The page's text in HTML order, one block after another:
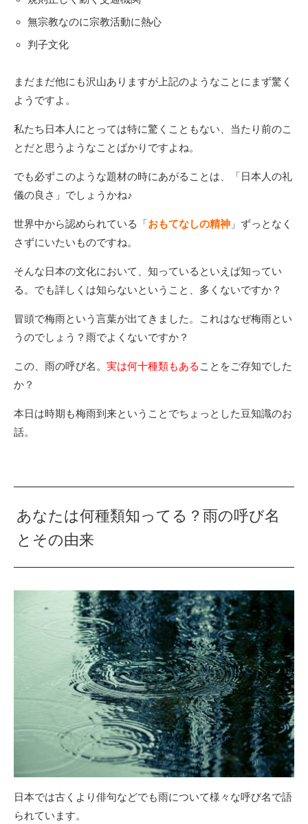
無宗教なのに宗教活動に熱心
判子文化
まだまだ他にも沢山ありますが上記のようなことにまず驚く
ようですよ。
私たち日本人にとっては特に驚くこともない、当たり前のこ
とだと思うようなことばかりですよね。
でも必ずこのような題材の時にあがることは、「日本人の礼
儀の良さ」でしょうかね♪
世界中から認められている「おもてなしの精神 」ずっとなく
さずにいたいものですね。
そんな日本の文化において、知っているといえば知ってい
る。でも詳しくは知らないということ、多くないですか？
冒頭で梅雨という言葉が出てきました。これはなぜ梅雨とい
うのでしょう？雨でよくないですか？
この、雨の呼び名。 実は何十種類もある ことをご存知でした
か？
本日は時期も梅雨到来ということでちょっとした豆知識のお
話。
あなたは何種類知ってる？雨の呼び名
とその由来
日本では古くより俳句などでも雨について様々な呼び名で語
られています。